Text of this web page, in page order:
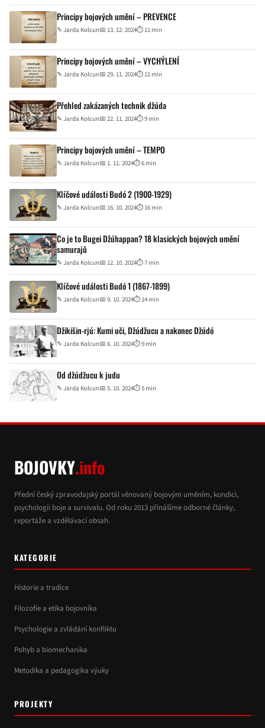
Principy bojových umění – PREVENCE
✎ Jarda Kolcun📅 13. 12. 2024⏱ 11 min
Principy bojových umění – VYCHÝLENÍ
✎ Jarda Kolcun📅 29. 11. 2024⏱ 11 min
Přehled zakázaných technik džúda
✎ Jarda Kolcun📅 22. 11. 2024⏱ 9 min
Principy bojových umění – TEMPO
✎ Jarda Kolcun📅 1. 11. 2024⏱ 6 min
Klíčové události Budó 2 (1900-1929)
✎ Jarda Kolcun📅 16. 10. 2024⏱ 16 min
Co je to Bugei Džúhappan? 18 klasických bojových umění
samurajů
✎ Jarda Kolcun📅 12. 10. 2024⏱ 7 min
Klíčové události Budó 1 (1867-1899)
✎ Jarda Kolcun📅 9. 10. 2024⏱ 14 min
Džikišin-rjú: Kumi uči, Džúdžucu a nakonec Džúdó
✎ Jarda Kolcun📅 6. 10. 2024⏱ 9 min
Od džúdžucu k judu
✎ Jarda Kolcun📅 5. 10. 2024⏱ 5 min
BOJOVKY.info
Přední český zpravodajský portál věnovaný bojovým uměním, kondici,
psychologii boje a survivalu. Od roku 2013 přinášíme odborné články,
reportáže a vzdělávací obsah.
KATEGORIE
Historie a tradice
Filozofie a etika bojovníka
Psychologie a zvládání konfliktu
Pohyb a biomechanika
Metodika a pedagogika výuky
PROJEKTY